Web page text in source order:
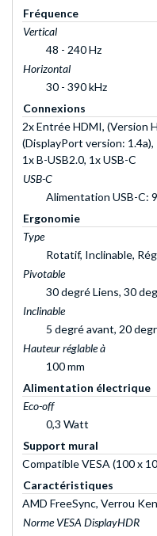
Fréquence
Vertical
48 - 240 Hz
Horizontal
30 - 390 kHz
Connexions
2x Entrée HDMI, (Version
(DisplayPort version:
1x B-USB2.0, 1x USB-C
USB-C
Alimentation USB-C:
Ergonomie
Type
Rotatif, Inclinable,
Pivotable
30 degré Liens, 30
Inclinable
5 degré avant, 20
Hauteur réglable à
100 mm
Alimentation électrique
Eco-off
0,3 Watt
Support mural
Compatible VESA (100 x
Caractéristiques
AMD FreeSync, Verrou
Norme VESA DisplayHDR